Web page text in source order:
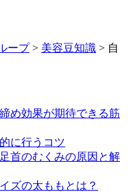
ープ> 美容豆知識 > 自
め効果が期待できる筋
に行うコツ
首のむくみの原因と解
ズの太ももとは？